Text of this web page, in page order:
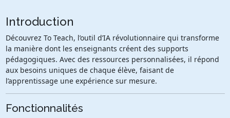
Introduction
Découvrez To Teach, l’outil d’IA révolutionnaire qui transforme
la manière dont les enseignants créent des supports
pédagogiques. Avec des ressources personnalisées, il répond
aux besoins uniques de chaque élève, faisant de
l’apprentissage une expérience sur mesure.
Fonctionnalités